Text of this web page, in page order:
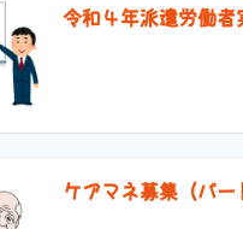
令和４年派遣労働者
ケアマネ募集（パー